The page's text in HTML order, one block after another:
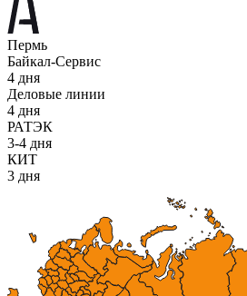
Пермь
Байкал-Сервис
4 дня
Деловые линии
4 дня
РАТЭК
3-4 дня
КИТ
3 дня